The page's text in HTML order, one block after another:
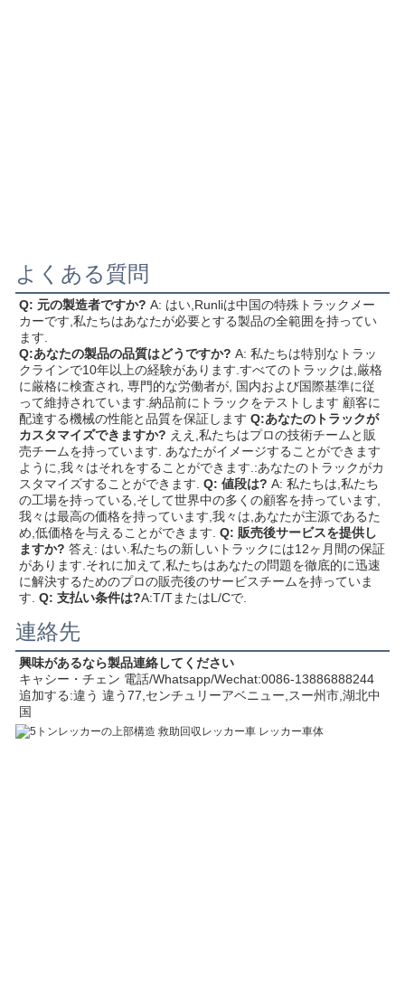
よくある質問
Q: 元の製造者ですか? A: はい,Runliは中国の特殊トラックメー
カーです,私たちはあなたが必要とする製品の全範囲を持ってい
ます.
Q:あなたの製品の品質はどうですか? A: 私たちは特別なトラッ
クラインで10年以上の経験があります.すべてのトラックは,厳格
に厳格に検査され, 専門的な労働者が, 国内および国際基準に従
って維持されています.納品前にトラックをテストします 顧客に
配達する機械の性能と品質を保証します Q:あなたのトラックが
カスタマイズできますか? ええ,私たちはプロの技術チームと販
売チームを持っています. あなたがイメージすることができます
ように,我々はそれをすることができます.:あなたのトラックがカ
スタマイズすることができます. Q: 値段は? A: 私たちは,私たち
の工場を持っている,そして世界中の多くの顧客を持っています,
我々は最高の価格を持っています,我々は,あなたが主源であるた
め,低価格を与えることができます. Q: 販売後サービスを提供し
ますか? 答え: はい.私たちの新しいトラックには12ヶ月間の保証
があります.それに加えて,私たちはあなたの問題を徹底的に迅速
に解決するためのプロの販売後のサービスチームを持っていま
す. Q: 支払い条件は?A:T/TまたはL/Cで.
連絡先
興味があるなら製品連絡してください
キャシー・チェン 電話/Whatsapp/Wechat:0086-13886888244
追加する:違う 違う77,センチュリーアベニュー,スー州市,湖北中
国